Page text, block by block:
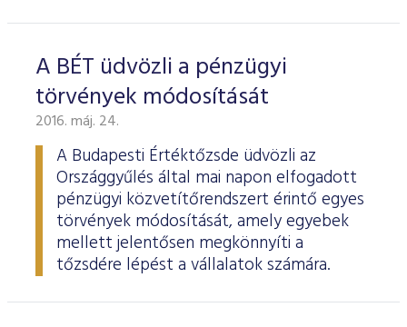
A BÉT üdvözli a pénzügyi
törvények módosítását
2016. máj. 24.
A Budapesti Értéktőzsde üdvözli az
Országgyűlés által mai napon elfogadott
pénzügyi közvetítőrendszert érintő egyes
törvények módosítását, amely egyebek
mellett jelentősen megkönnyíti a
tőzsdére lépést a vállalatok számára.